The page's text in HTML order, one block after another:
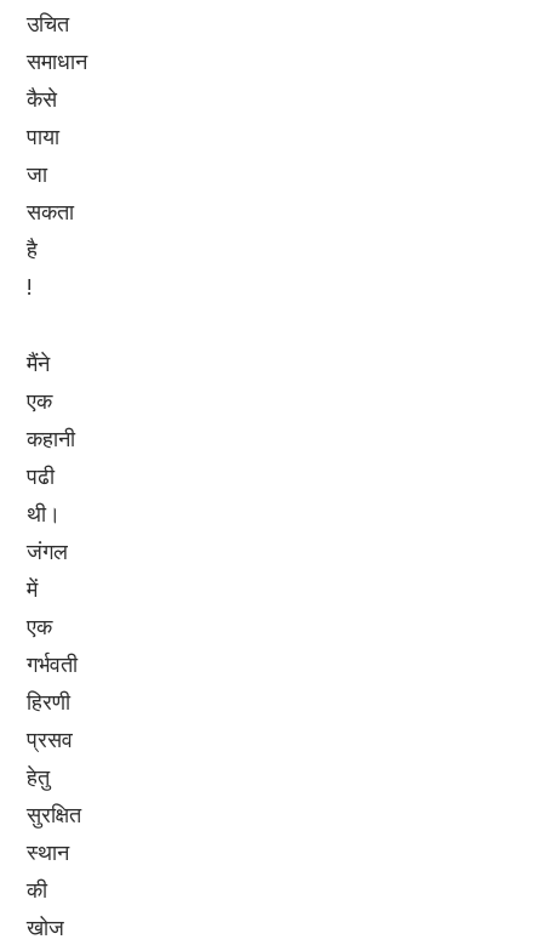
उचित
समाधान
कैसे
पाया
जा
सकता
है
!
मैंने
एक
कहानी
पढी
थी।
जंगल
में
एक
गर्भवती
हिरणी
प्रसव
हेतु
सुरक्षित
स्थान
की
खोज